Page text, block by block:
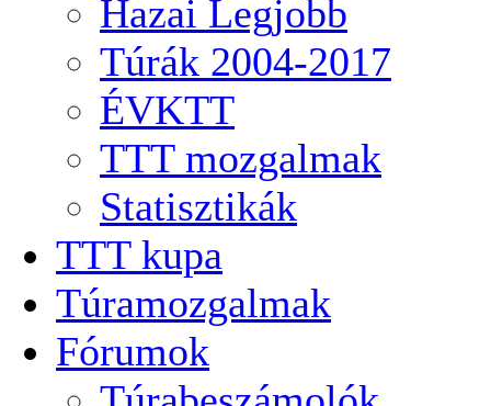
Hazai Legjobb
Túrák 2004-2017
ÉVKTT
TTT mozgalmak
Statisztikák
TTT kupa
Túramozgalmak
Fórumok